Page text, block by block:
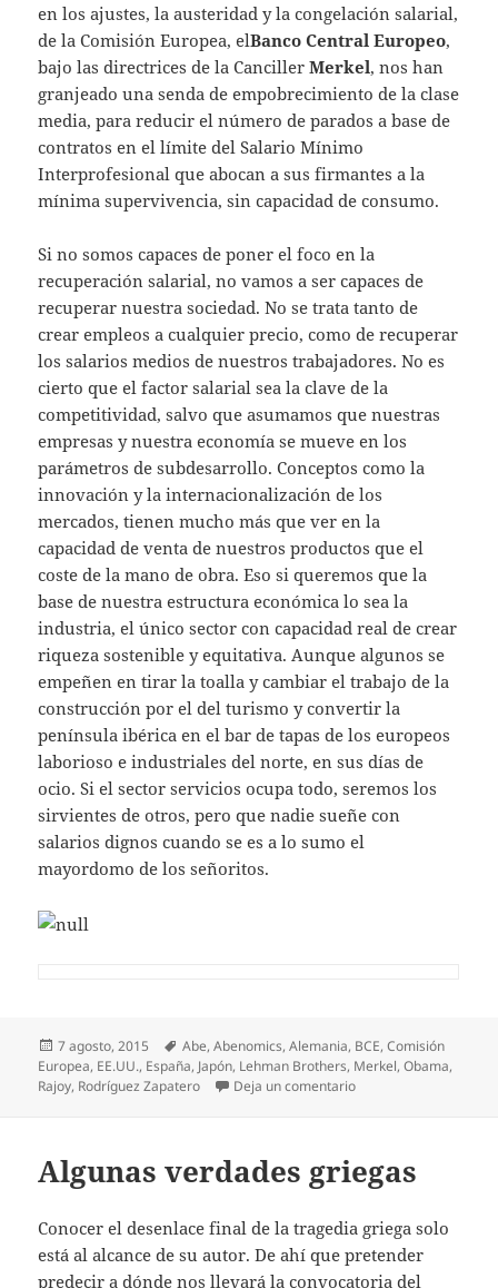
en los ajustes, la austeridad y la congelación salarial,
de la Comisión Europea, elBanco Central Europeo,
bajo las directrices de la CancillerMerkel, nos han
granjeado una senda de empobrecimiento de la clase
media, para reducir el número de parados a base de
contratos en el límite del Salario Mínimo
Interprofesional que abocan a sus firmantes a la
mínima supervivencia, sin capacidad de consumo.
Si no somos capaces de poner el foco en la
recuperación salarial, no vamos a ser capaces de
recuperar nuestra sociedad. No se trata tanto de
crear empleos a cualquier precio, como de recuperar
los salarios medios de nuestros trabajadores. No es
cierto que el factor salarial sea la clave de la
competitividad, salvo que asumamos que nuestras
empresas y nuestra economía se mueve en los
parámetros de subdesarrollo. Conceptos como la
innovación y la internacionalización de los
mercados, tienen mucho más que ver en la
capacidad de venta de nuestros productos que el
coste de la mano de obra. Eso si queremos que la
base de nuestra estructura económica lo sea la
industria, el único sector con capacidad real de crear
riqueza sostenible y equitativa. Aunque algunos se
empeñen en tirar la toalla y cambiar el trabajo de la
construcción por el del turismo y convertir la
península ibérica en el bar de tapas de los europeos
laborioso e industriales del norte, en sus días de
ocio. Si el sector servicios ocupa todo, seremos los
sirvientes de otros, pero que nadie sueñe con
salarios dignos cuando se es a lo sumo el
mayordomo de los señoritos.
Publicado
el
7 agosto, 2015 Etiquetas
Abe,Abenomics,Alemania, BCE,Comisión
Europea, EE.UU., España, Japón, Lehman Brothers, Merkel,Obama,
Rajoy, Rodríguez Zapatero Deja un comentarioen Los salarios son la
Algunas verdades griegas
Conocer el desenlace final de la tragedia griega solo
está al alcance de su autor. De ahí que pretender
predecir a dónde nos llevará la convocatoria del